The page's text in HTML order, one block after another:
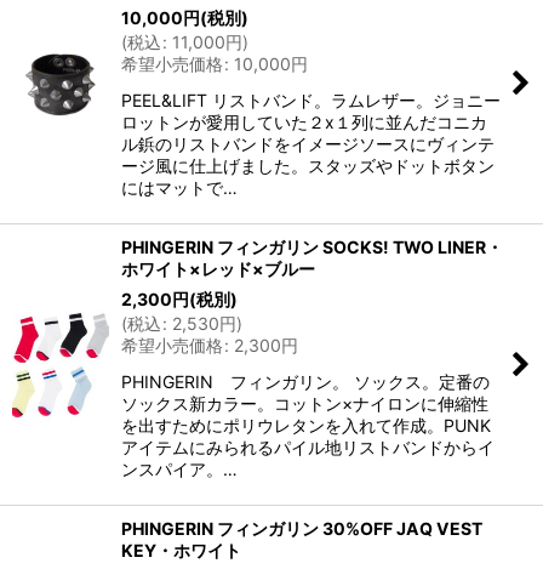
10,000円(税別)
(税込: 11,000円)
希望小売価格: 10,000円
PEEL&LIFT リストバンド。ラムレザー。ジョニー
ロットンが愛用していた２x１列に並んだコニカ
ル鋲のリストバンドをイメージソースにヴィンテ
ージ風に仕上げました。スタッズやドットボタン
にはマットで…
PHINGERIN フィンガリン SOCKS! TWO LINER・
ホワイト×レッド×ブルー
2,300円(税別)
(税込: 2,530円)
希望小売価格: 2,300円
PHINGERIN フィンガリン。 ソックス。定番の
ソックス新カラー。コットン×ナイロンに伸縮性
を出すためにポリウレタンを入れて作成。PUNK
アイテムにみられるパイル地リストバンドからイ
ンスパイア。…
PHINGERIN フィンガリン 30%OFF JAQ VEST
KEY・ホワイト